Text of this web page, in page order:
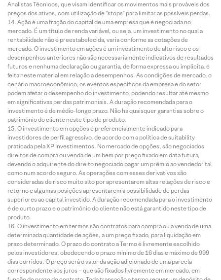
Analistas Técnicos, que visam identificar os movimentos mais prováveis dos
preços dos ativos, com utilização de “stops” para limitar as possíveis perdas.
Ação é uma fração do capital de uma empresa que é negociada no
mercado. É um título de renda variável, ou seja, um investimento no qual a
rentabilidade não é preestabelecida, varia conforme as cotações de
mercado. O investimento em ações é um investimento de alto risco e os
desempenhos anteriores não são necessariamente indicativos de resultados
futuros e nenhuma declaração ou garantia, de forma expressa ou implícita, é
feita neste material em relação a desempenhos. As condições de mercado, o
cenário macroeconômico, os eventos específicos da empresa e do setor
podem afetar o desempenho do investimento, podendo resultar até mesmo
em significativas perdas patrimoniais. A duração recomendada para o
investimento é de médio-longo prazo. Não há quaisquer garantias sobre o
patrimônio do cliente neste tipo de produto.
O investimento em opções é preferencialmente indicado para
investidores de perfil agressivo, de acordo com a política de suitability
praticada pela XP Investimentos. No mercado de opções, são negociados
direitos de compra ou venda de um bem por preço fixado em data futura,
devendo o adquirente do direito negociado pagar um prêmio ao vendedor tal
como num acordo seguro. As operações com esses derivativos são
consideradas de risco muito alto por apresentarem altas relações de risco e
retorno e algumas posições apresentarem a possibilidade de perdas
superiores ao capital investido. A duração recomendada para o investimento
é de curto prazo e o patrimônio do cliente não está garantido neste tipo de
produto.
O investimento em termos são contratos para compra ou a venda de uma
determinada quantidade de ações, a um preço fixado, para liquidação em
prazo determinado. O prazo do contrato a Termo é livremente escolhido
pelos investidores, obedecendo o prazo mínimo de 16 dias e máximo de 999
dias corridos. O preço será o valor da ação adicionado de uma parcela
correspondente aos juros – que são fixados livremente em mercado, em